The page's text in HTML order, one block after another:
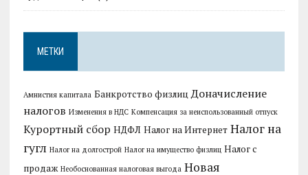
МЕТКИ
Амнистия капитала Банкротство физлиц Доначисление
налогов Изменения в НДС Компенсация за неиспользованный отпуск
Курортный сбор НДФЛ Налог на Интернет Налог на
гугл Налог на долгострой Налог на имущество физлиц Налог с
продаж Необоснованная налоговая выгода Новая